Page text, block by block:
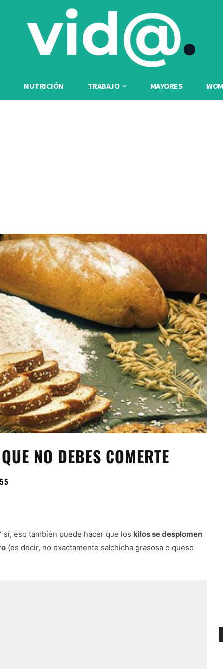
NUTRICIÓN TRABAJO MAYORES
NO DEBES COMERTE
sí, eso también puede hacer que los kilos se desplomen
(es decir, no exactamente salchicha grasosa o queso